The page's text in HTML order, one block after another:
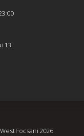
13
Focsani 2026